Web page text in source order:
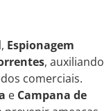
, Espionagem
, auxiliando
comerciais.
e Campana de